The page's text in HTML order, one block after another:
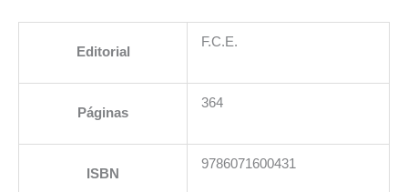
Editorial
F.C.E.
Páginas
364
ISBN
9786071600431